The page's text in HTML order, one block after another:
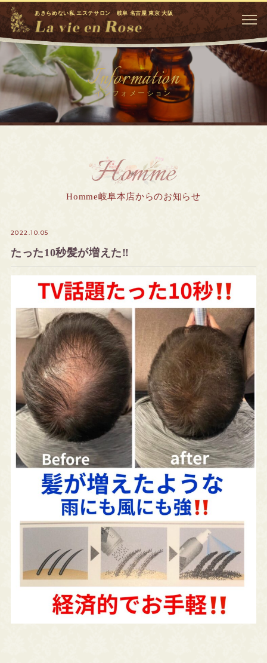
あきらめない私 エステサロン 岐阜 名古屋 東京 大阪
Information
インフォメーション
Homme
Homme岐阜本店からのお知らせ
2022.10.05
たった10秒髪が増えた‼️